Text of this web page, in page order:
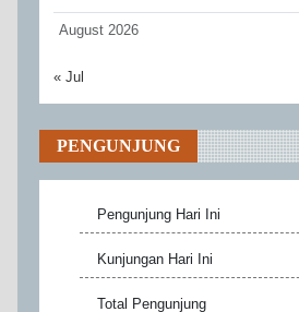
August 2026
« Jul
PENGUNJUNG
Pengunjung Hari Ini
Kunjungan Hari Ini
Total Pengunjung